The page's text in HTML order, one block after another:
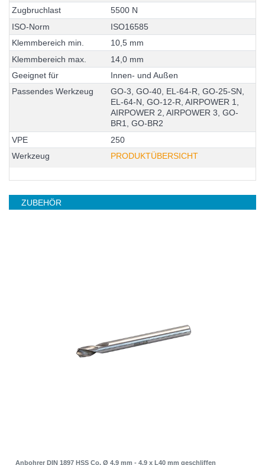
Zugbruchlast 5500 N
ISO-Norm ISO16585
Klemmbereich min 10, 5 mm
Klemmbereich max 14, 0 mm
Geeignet für Innen- und Außen
Passendes Werkzeug GO-3, GO-40, EL-64-R, GO-25-SN,
EL-64-N, GO-12-R, AIRPOWER 1,
AIRPOWER 2, AIRPOWER 3, GO-
BR1, GO-BR2
VPE 250
Werkzeug
PRODUKTÜBERSICHT
ZUBEHÖR
Anbohrer DIN 1897 HSS Co. Ø 4,9 mm - 4,9 x L40 mm geschliffen